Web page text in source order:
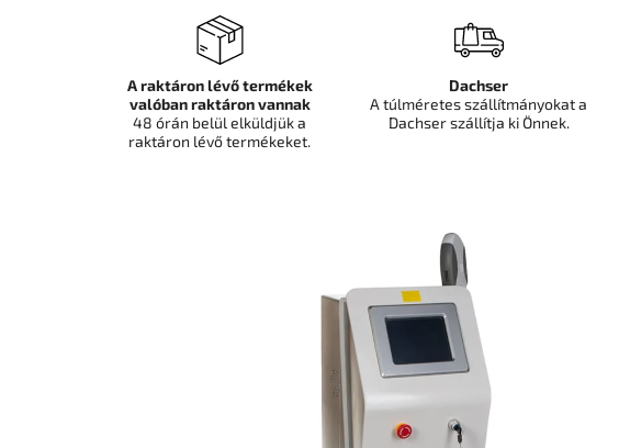
A raktáron lévő termékek
valóban raktáron vannak
48 órán belül elküldjük a
raktáron lévő termékeket.
Dachser
A túlméretes szállítmányokat a
Dachser szállítja ki Önnek.